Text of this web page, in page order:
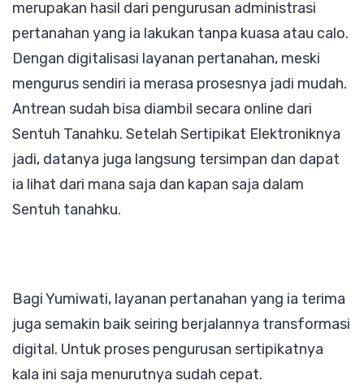
merupakan hasil dari pengurusan administrasi
pertanahan yang ia lakukan tanpa kuasa atau calo.
Dengan digitalisasi layanan pertanahan, meski
mengurus sendiri ia merasa prosesnya jadi mudah.
Antrean sudah bisa diambil secara online dari
Sentuh Tanahku. Setelah Sertipikat Elektroniknya
jadi, datanya juga langsung tersimpan dan dapat
ia lihat dari mana saja dan kapan saja dalam
Sentuh tanahku.
Bagi Yumiwati, layanan pertanahan yang ia terima
juga semakin baik seiring berjalannya transformasi
digital. Untuk proses pengurusan sertipikatnya
kala ini saja menurutnya sudah cepat.